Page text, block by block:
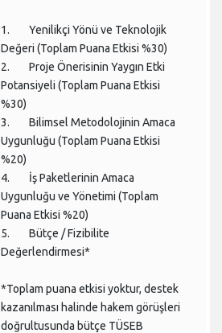
1. Yenilikçi Yönü ve Teknolojik
Değeri (Toplam Puana Etkisi %30)
2. Proje Önerisinin Yaygın Etki
Potansiyeli (Toplam Puana Etkisi
%30)
3. Bilimsel Metodolojinin Amaca
Uygunluğu (Toplam Puana Etkisi
%20)
4. İş Paketlerinin Amaca
Uygunluğu ve Yönetimi (Toplam
Puana Etkisi %20)
5. Bütçe / Fizibilite
Değerlendirmesi*
*Toplam puana etkisi yoktur, destek
kazanılması halinde hakem görüşleri
doğrultusunda bütçe TÜSEB